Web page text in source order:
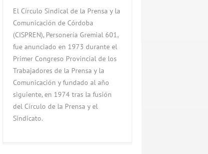
El Círculo Sindical de la Prensa y la
Comunicación de Córdoba
(CISPREN), Personería Gremial 601,
fue anunciado en 1973 durante el
Primer Congreso Provincial de los
Trabajadores de la Prensa y la
Comunicación y fundado al año
siguiente, en 1974 tras la fusión
del Círculo de la Prensa y el
Sindicato.